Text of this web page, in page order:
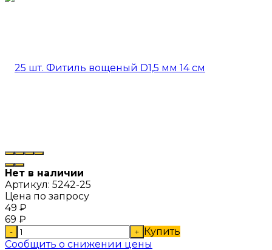
Нет в наличии
Артикул: 5242-25
Цена по запросу
49 ₽
69 ₽
- + Купить
Сообщить о снижении цены